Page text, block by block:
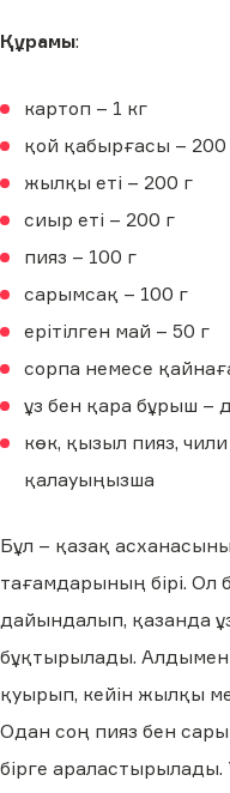
Құрамы:
картоп – 1 кг
қой қабырғасы – 200
жылқы еті – 200 г
сиыр еті – 200 г
пияз – 100 г
сарымсақ – 100 г
ерітілген май – 50 г
сорпа немесе
ұз бен қара бұрыш –
көк, қызыл пияз,
қалауыңызша
Бұл – қазақ
тағамдарының бірі. Ол
дайындалып, қазанда
бұқтырылады.
қуырып, кейін жылқы
Одан соң пияз бен
бірге араластырылады.